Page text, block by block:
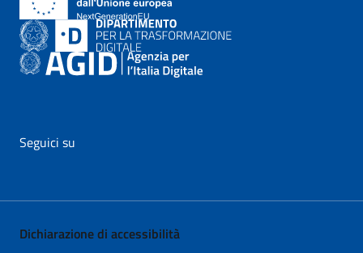
Seguici su
Dichiarazione di accessibilità